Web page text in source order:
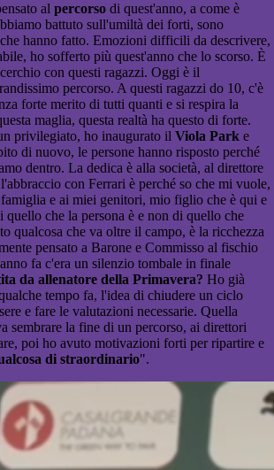
al percorso di quest'anno, a come è
battuto sull'umiltà dei forti, sono
hanno fatto. Emozioni difficili da descrivere,
ho sofferto più quest'anno che lo scorso. È
con questi ragazzi. Oggi è il
percorso. A questi ragazzi do 10, c'è
forte merito di tutti quanti e si respira la
maglia, questa realtà ha questo di forte.
privilegiato, ho inaugurato il Viola Park e
di nuovo, le persone hanno risposto perché
dentro. La dedica è alla società, al direttore
con Ferrari è perché so che mi vuole,
e ai miei genitori, mio figlio che è qui e
quello che la persona è e non di quello che
qualcosa che va oltre il campo, è la ricchezza
pensato a Barone e Commisso al fischio
fa c'era un silenzio tombale in finale
da allenatore della Primavera? Ho già
tempo fa, l'idea di chiudere un ciclo
e fare le valutazioni necessarie. Quella
sembrare la fine di un percorso, ai direttori
poi ho avuto motivazioni forti per ripartire e
di straordinario".